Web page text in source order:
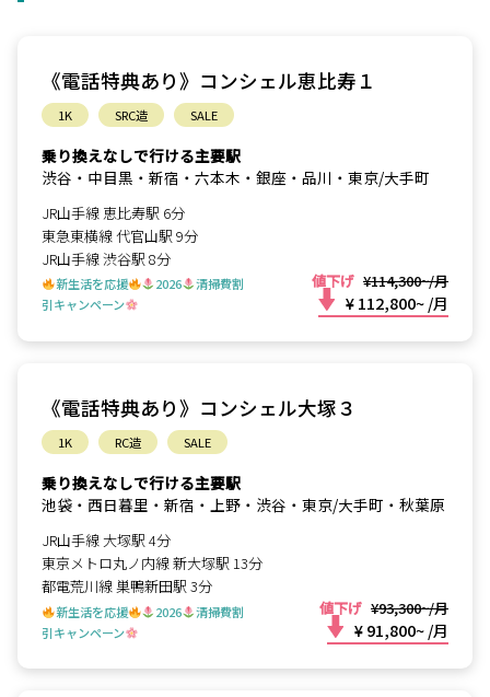
《電話特典あり》コンシェル恵比寿１
1K SRC造 SALE
乗り換えなしで行ける主要駅
渋谷・中目黒・新宿・六本木・銀座・品川・東京/大手町
JR山手線 恵比寿駅 6分
東急東横線 代官山駅 9分
JR山手線 渋谷駅 8分
新生活を応援 2026
清掃費割
引キャンペーン
値下げ ¥114,300~/月
¥ 112,800~ /月
《電話特典あり》コンシェル大塚３
1K RC造 SALE
乗り換えなしで行ける主要駅
池袋・西日暮里・新宿・上野・渋谷・東京/大手町・秋葉原
JR山手線 大塚駅 4分
東京メトロ丸ノ内線 新大塚駅 13分
都電荒川線 巣鴨新田駅 3分
新生活を応援 2026
清掃費割
引キャンペーン
値下げ ¥93,300~/月
¥ 91,800~ /月